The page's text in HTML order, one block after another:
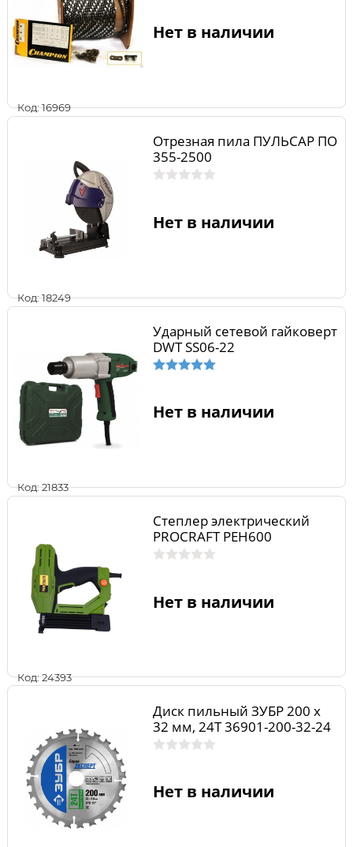
Код: 16969
Нет в наличии
Код: 18249
Отрезная пила ПУЛЬСАР ПО
355-2500
Нет в наличии
Код: 21833
Ударный сетевой гайковерт
DWT SS06-22
Нет в наличии
Код: 24393
Степлер электрический
PROCRAFT PEH600
Нет в наличии
Диск пильный ЗУБР 200 x
32 мм, 24Т 36901-200-32-24
Нет в наличии